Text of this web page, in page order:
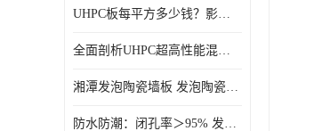
UHPC板每平方多少钱？影响价格的关键因素解析
全面剖析UHPC超高性能混凝土：优势显著，劣势何在？
湘潭发泡陶瓷墙板 发泡陶瓷装饰构件 轻质高强：密度低但抗压强度高
防水防潮：闭孔率＞95% 发泡陶瓷装饰构件 南阳发泡陶瓷厂家